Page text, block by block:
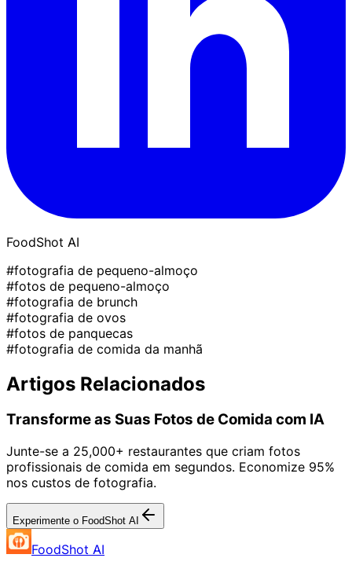
FoodShot AI
#fotografia de pequeno-almoço
#fotos de pequeno-almoço
#fotografia de brunch
#fotografia de ovos
#fotos de panquecas
#fotografia de comida da manhã
Artigos Relacionados
Transforme as Suas Fotos de Comida com IA
Junte-se a 25,000+ restaurantes que criam fotos
profissionais de comida em segundos. Economize 95%
nos custos de fotografia.
Experimente o FoodShot AI
FoodShot AI